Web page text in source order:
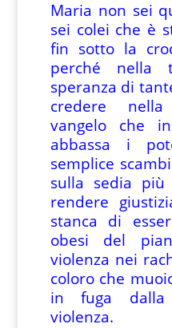
Maria non sei
sei colei che è
fin sotto la
perché nella
speranza di
credere
vangelo che
abbassa i
semplice
sulla sedia
rendere
stanca di
obesi del
violenza nei
coloro che
in fuga
violenza.